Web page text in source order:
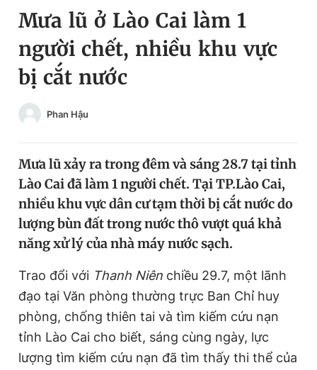
Chuyên mục
Chuyên mục khác
Chào ngày mới
Video Magazine
Sản phẩm khác
Tiện ích Bạn cần biết
Thông tin tòa soạn Liên hệ quảng cáo
Đổi mật khẩu
Tin đã lưu
Mưa lũ ở Lào Cai làm 1
người chết, nhiều khu vực
bị cắt nước
Phan Hậu
Mưa lũ xảy ra trong đêm và sáng 28.7 tại tỉnh
Lào Cai đã làm 1 người chết. Tại TP.Lào Cai,
nhiều khu vực dân cư tạm thời bị cắt nước do
lượng bùn đất trong nước thô vượt quá khả
năng xử lý của nhà máy nước sạch.
Trao đổi với Thanh Niên chiều 29.7, một lãnh
đạo tại Văn phòng thường trực Ban Chỉ huy
phòng, chống thiên tai và tìm kiếm cứu nạn
tỉnh Lào Cai cho biết, sáng cùng ngày, lực
lượng tìm kiếm cứu nạn đã tìm thấy thi thể của